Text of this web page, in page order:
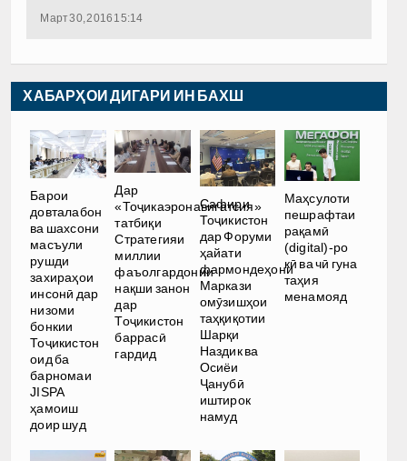
Март 30, 2016 15:14
ХАБАРҲОИ ДИГАРИ ИН БАХШ
Барои
довталабон
ва шахсони
масъули
рушди
захираҳои
инсонӣ дар
низоми
бонкии
Тоҷикистон
оид ба
барномаи
JISPA
ҳамоиш
доир шуд
Дар
«Тоҷикаэронавигатсия»
татбиқи
Стратегияи
миллии
фаъолгардонии
нақши занон
дар
Тоҷикистон
баррасӣ
гардид
Сафири
Тоҷикистон
дар Форуми
ҳайати
фармондеҳони
Маркази
омӯзишҳои
таҳқиқотии
Шарқи
Наздик ва
Осиёи
Ҷанубӣ
иштирок
намуд
Маҳсулоти
пешрафтаи
рақамӣ
(digital)-ро
кӣ ва чӣ гуна
таҳия
менамояд